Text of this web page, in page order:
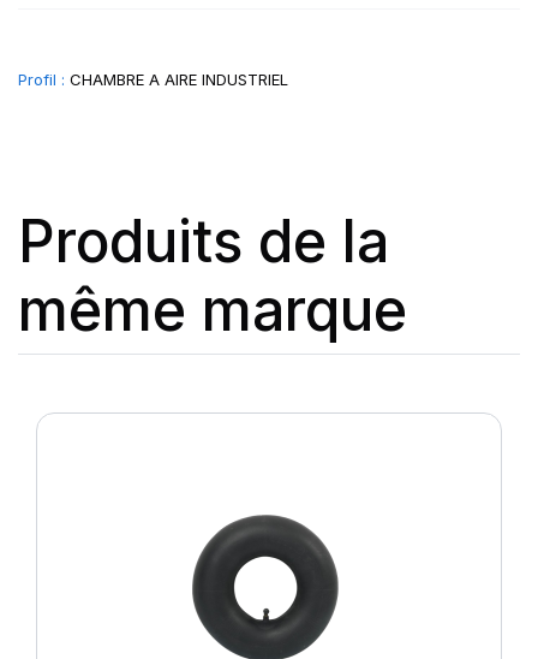
Profil : CHAMBRE A AIRE INDUSTRIEL
Produits de la
même marque